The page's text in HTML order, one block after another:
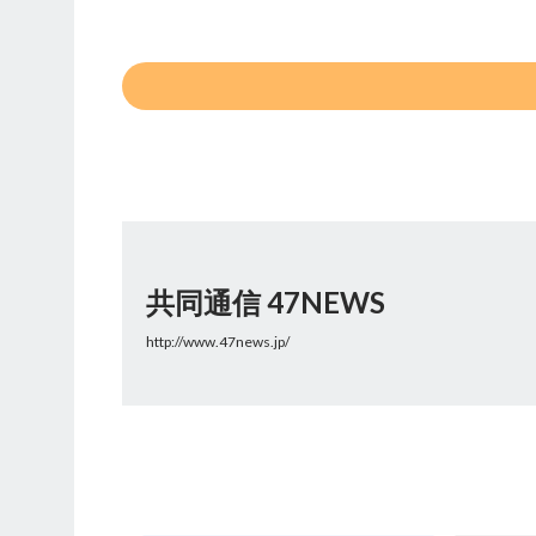
共同通信 47NEWS
http://www.47news.jp/